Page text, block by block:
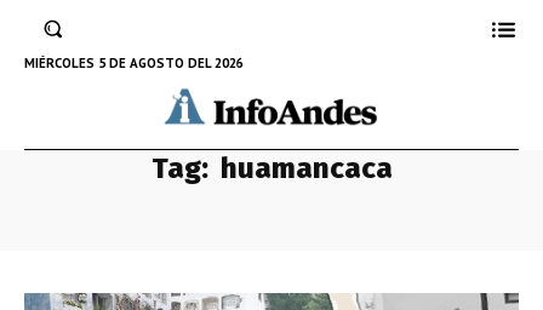
MIÉRCOLES 5 DE AGOSTO DEL 2026
Tag: huamancaca